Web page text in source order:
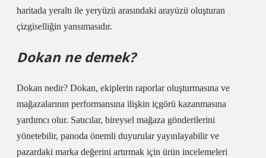
haritada yeraltı ile yeryüzü arasındaki arayüzü oluşturan
çizgiselliğin yansımasıdır.
Dokan ne demek?
Dokan nedir? Dokan, ekiplerin raporlar oluşturmasına ve
mağazalarının performansına ilişkin içgörü kazanmasına
yardımcı olur. Satıcılar, bireysel mağaza gönderilerini
yönetebilir, panoda önemli duyurular yayınlayabilir ve
pazardaki marka değerini artırmak için ürün incelemeleri